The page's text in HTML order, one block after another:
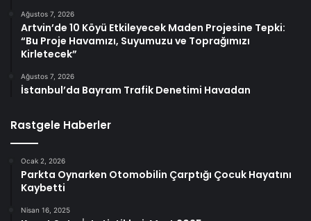
Ağustos 7, 2026
Artvin’de 10 Köyü Etkileyecek Maden Projesine Tepki:
“Bu Proje Havamızı, Suyumuzu ve Toprağımızı
Kirletecek”
Ağustos 7, 2026
İstanbul’da Bayram Trafik Denetimi Havadan
Rastgele Haberler
Ocak 2, 2026
Parkta Oynarken Otomobilin Çarptığı Çocuk Hayatını
Kaybetti
Nisan 16, 2025